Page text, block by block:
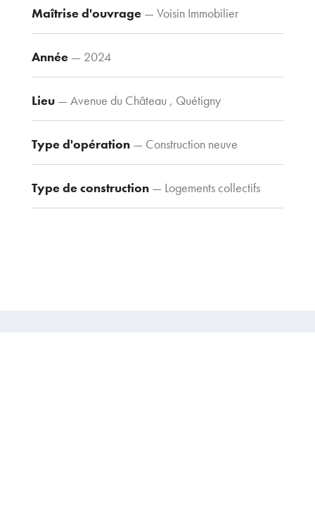
Maîtrise d'ouvrage— Voisin Immobilier
Année— 2024
Lieu— Avenue du Château , Quétigny
Type d'opération— Construction neuve
Type de construction— Logements collectifs
Voir le plan
d’accès
Contacts
Tel : 03 80 30
39 09
Fax : 03 80 30
44 80